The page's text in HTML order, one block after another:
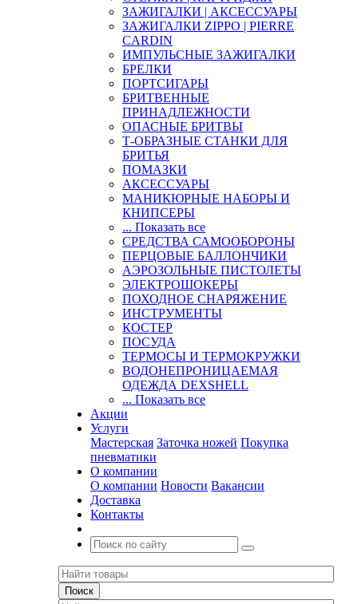
ЗАЖИГАЛКИ | АКСЕССУАРЫ
ЗАЖИГАЛКИ ZIPPO | PIERRE
CARDIN
ИМПУЛЬСНЫЕ ЗАЖИГАЛКИ
БРЕЛКИ
ПОРТСИГАРЫ
БРИТВЕННЫЕ
ПРИНАДЛЕЖНОСТИ
ОПАСНЫЕ БРИТВЫ
Т-ОБРАЗНЫЕ СТАНКИ ДЛЯ
БРИТЬЯ
ПОМАЗКИ
АКСЕССУАРЫ
МАНИКЮРНЫЕ НАБОРЫ И
КНИПСЕРЫ
... Показать все
СРЕДСТВА САМООБОРОНЫ
ПЕРЦОВЫЕ БАЛЛОНЧИКИ
АЭРОЗОЛЬНЫЕ ПИСТОЛЕТЫ
ЭЛЕКТРОШОКЕРЫ
ПОХОДНОЕ СНАРЯЖЕНИЕ
ИНСТРУМЕНТЫ
КОСТЕР
ПОСУДА
ТЕРМОСЫ И ТЕРМОКРУЖКИ
ВОДОНЕПРОНИЦАЕМАЯ
ОДЕЖДА DEXSHELL
... Показать все
Акции
Услуги
Мастерская Заточка ножей Покупка
пневматики
О компании
О компании Новости Вакансии
Доставка
Контакты